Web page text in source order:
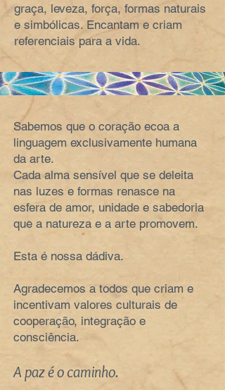
Sabemos que o coração ecoa a
linguagem exclusivamente humana
da arte.
Cada alma sensível que se deleita
nas luzes e formas renasce na
esfera de amor, unidade e sabedoria
que a natureza e a arte promovem.
Esta é nossa dádiva.
Agradecemos a todos que criam e
incentivam valores culturais de
cooperação, integração e
consciência.
A paz é o caminho.
graça, leveza, força, formas naturais
e simbólicas. Encantam e criam
referenciais para a vida.